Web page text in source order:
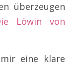
überzeugen
Löwin von
eine klare